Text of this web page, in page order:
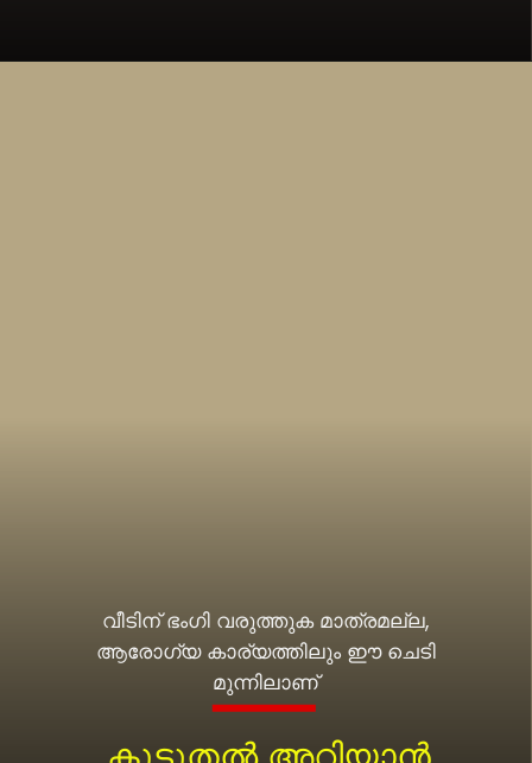
വീടിന് ഭംഗി വരുത്തുക മാത്രമല്ല,
ആരോഗ്യ കാര്യത്തിലും ഈ ചെടി
മുന്നിലാണ്‌